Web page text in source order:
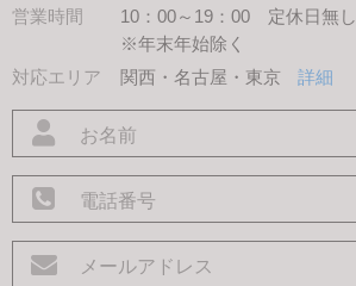
営業時間
10：00～19：00 定休日無し
※年末年始除く
対応エリア
関西・名古屋・東京 詳細